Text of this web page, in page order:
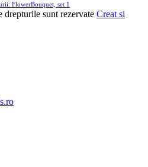
FlowerBouquet, set 1
drepturile sunt rezervate Creat si